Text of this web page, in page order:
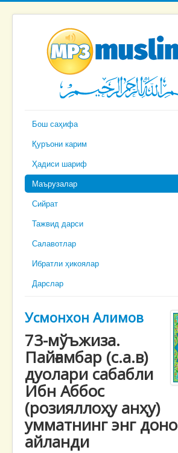
Бош саҳифа
Қуръони карим
Ҳадиси шариф
Маърузалар
Сийрат
Тажвид дарси
Салавотлар
Ибратли ҳикоялар
Дарслар
Усмонхон Алимов
73-мўъжиза.
Пайғамбар (с.а.в)
дуолари сабабли
Ибн Аббос
(розияллоҳу анҳу)
умматнинг энг
айланди